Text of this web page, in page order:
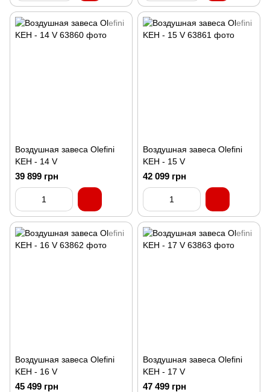
Воздушная завеса Olefini
KEH - 14 V
39 899 грн
Воздушная завеса Olefini
KEH - 15 V
42 099 грн
Воздушная завеса Olefini
KEH - 16 V
45 499 грн
Воздушная завеса Olefini
KEH - 17 V
47 499 грн